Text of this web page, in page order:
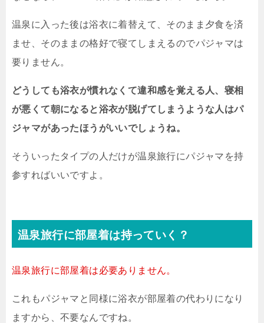
温泉に入った後は浴衣に着替えて、そのまま夕食を済
ませ、そのままの格好で寝てしまえるのでパジャマは
要りません。
どうしても浴衣が慣れなくて違和感を覚える人、寝相
が悪くて朝になると浴衣が脱げてしまうような人はパ
ジャマがあったほうがいいでしょうね。
そういったタイプの人だけが温泉旅行にパジャマを持
参すればいいですよ。
温泉旅行に部屋着は持っていく？
温泉旅行に部屋着は必要ありません。
これもパジャマと同様に浴衣が部屋着の代わりになり
ますから、不要なんですね。